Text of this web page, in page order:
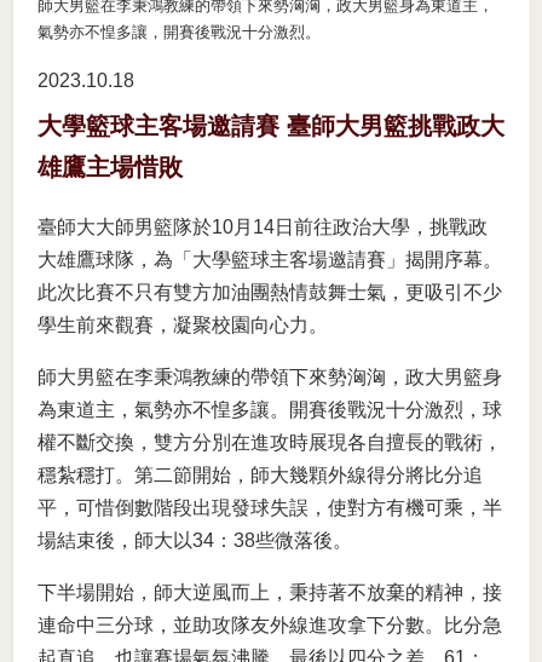
師大男籃在李秉鴻教練的帶領下來勢洶洶，政大男籃身為東道主，
氣勢亦不惶多讓，開賽後戰況十分激烈。
2023.10 18
大學籃球主客場邀請賽 臺師大男籃挑戰政大
雄鷹主場惜敗
臺師大大師男籃隊於10月14日前往政治大學，挑戰政
大雄鷹球隊，為「大學籃球主客場邀請賽」揭開序幕。
此次比賽不只有雙方加油團熱情鼓舞士氣，更吸引不少
學生前來觀賽，凝聚校園向心力。
師大男籃在李秉鴻教練的帶領下來勢洶洶，政大男籃身
為東道主，氣勢亦不惶多讓。開賽後戰況十分激烈，球
權不斷交換，雙方分別在進攻時展現各自擅長的戰術，
穩紮穩打。第二節開始，師大幾顆外線得分將比分追
平，可惜倒數階段出現發球失誤，使對方有機可乘，半
場結束後，師大以34：38些微落後。
下半場開始，師大逆風而上，秉持著不放棄的精神，接
連命中三分球，並助攻隊友外線進攻拿下分數。比分急
起直追，也讓賽場氣氛沸騰，最後以四分之差，61：